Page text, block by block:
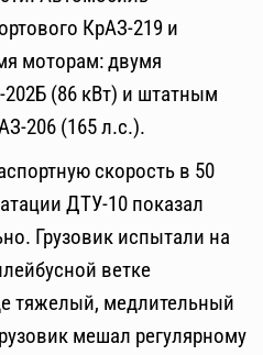
КрАЗ-219 и
моторам: двумя
(86 кВт) и штатным
206 (165 л.с.).
скорость в 50
ДТУ-10 показал
Грузовик испытали на
ветке
тяжелый, медлительный
мешал регулярному